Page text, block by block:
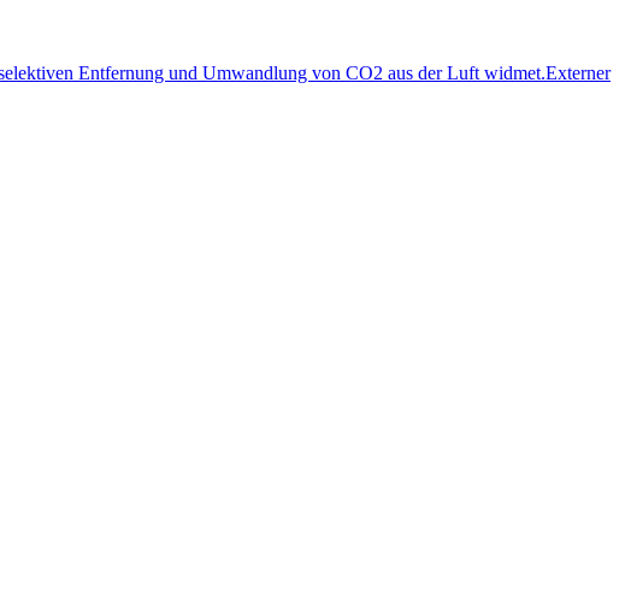
Entfernung und Umwandlung von CO2 aus der Luft widmet.Externer